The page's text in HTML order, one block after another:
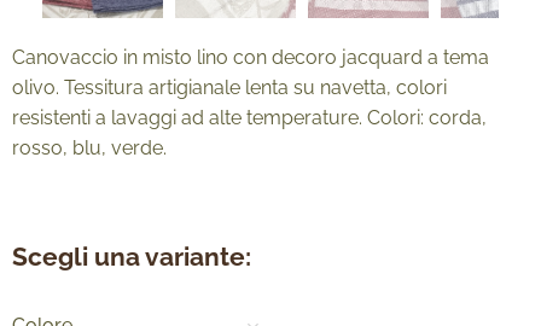
Canovaccio in misto lino con decoro jacquard a tema
olivo. Tessitura artigianale lenta su navetta, colori
resistenti a lavaggi ad alte temperature. Colori: corda,
rosso, blu, verde.
Scegli una variante: